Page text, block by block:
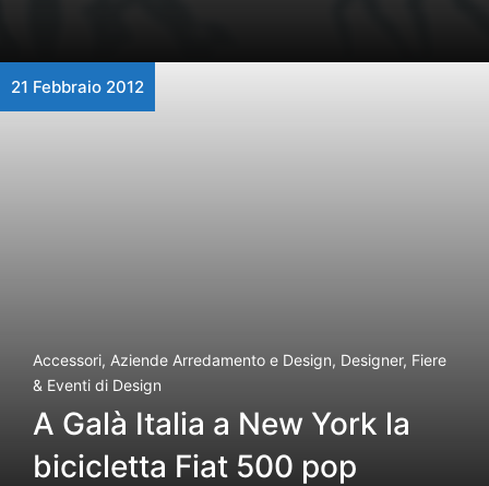
21 Febbraio 2012
Accessori, Aziende Arredamento e Design, Designer, Fiere
& Eventi di Design
A Galà Italia a New York la
bicicletta Fiat 500 pop